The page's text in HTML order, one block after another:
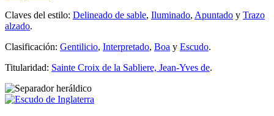
Claves del estilo: Delineado de sable, Iluminado, Apuntado y Trazo
alzado.
Clasificación: Gentilicio, Interpretado, Boa y Escudo.
Titularidad: Sainte Croix de la Sabliere, Jean-Yves de.